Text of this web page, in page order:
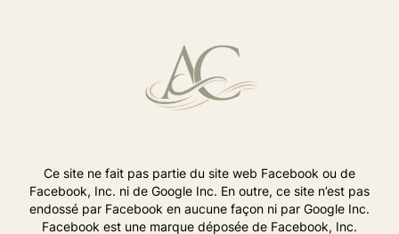
Ce site ne fait pas partie du site web Facebook ou de
Facebook, Inc. ni de Google Inc. En outre, ce site n’est pas
endossé par Facebook en aucune façon ni par Google Inc.
Facebook est une marque déposée de Facebook, Inc.